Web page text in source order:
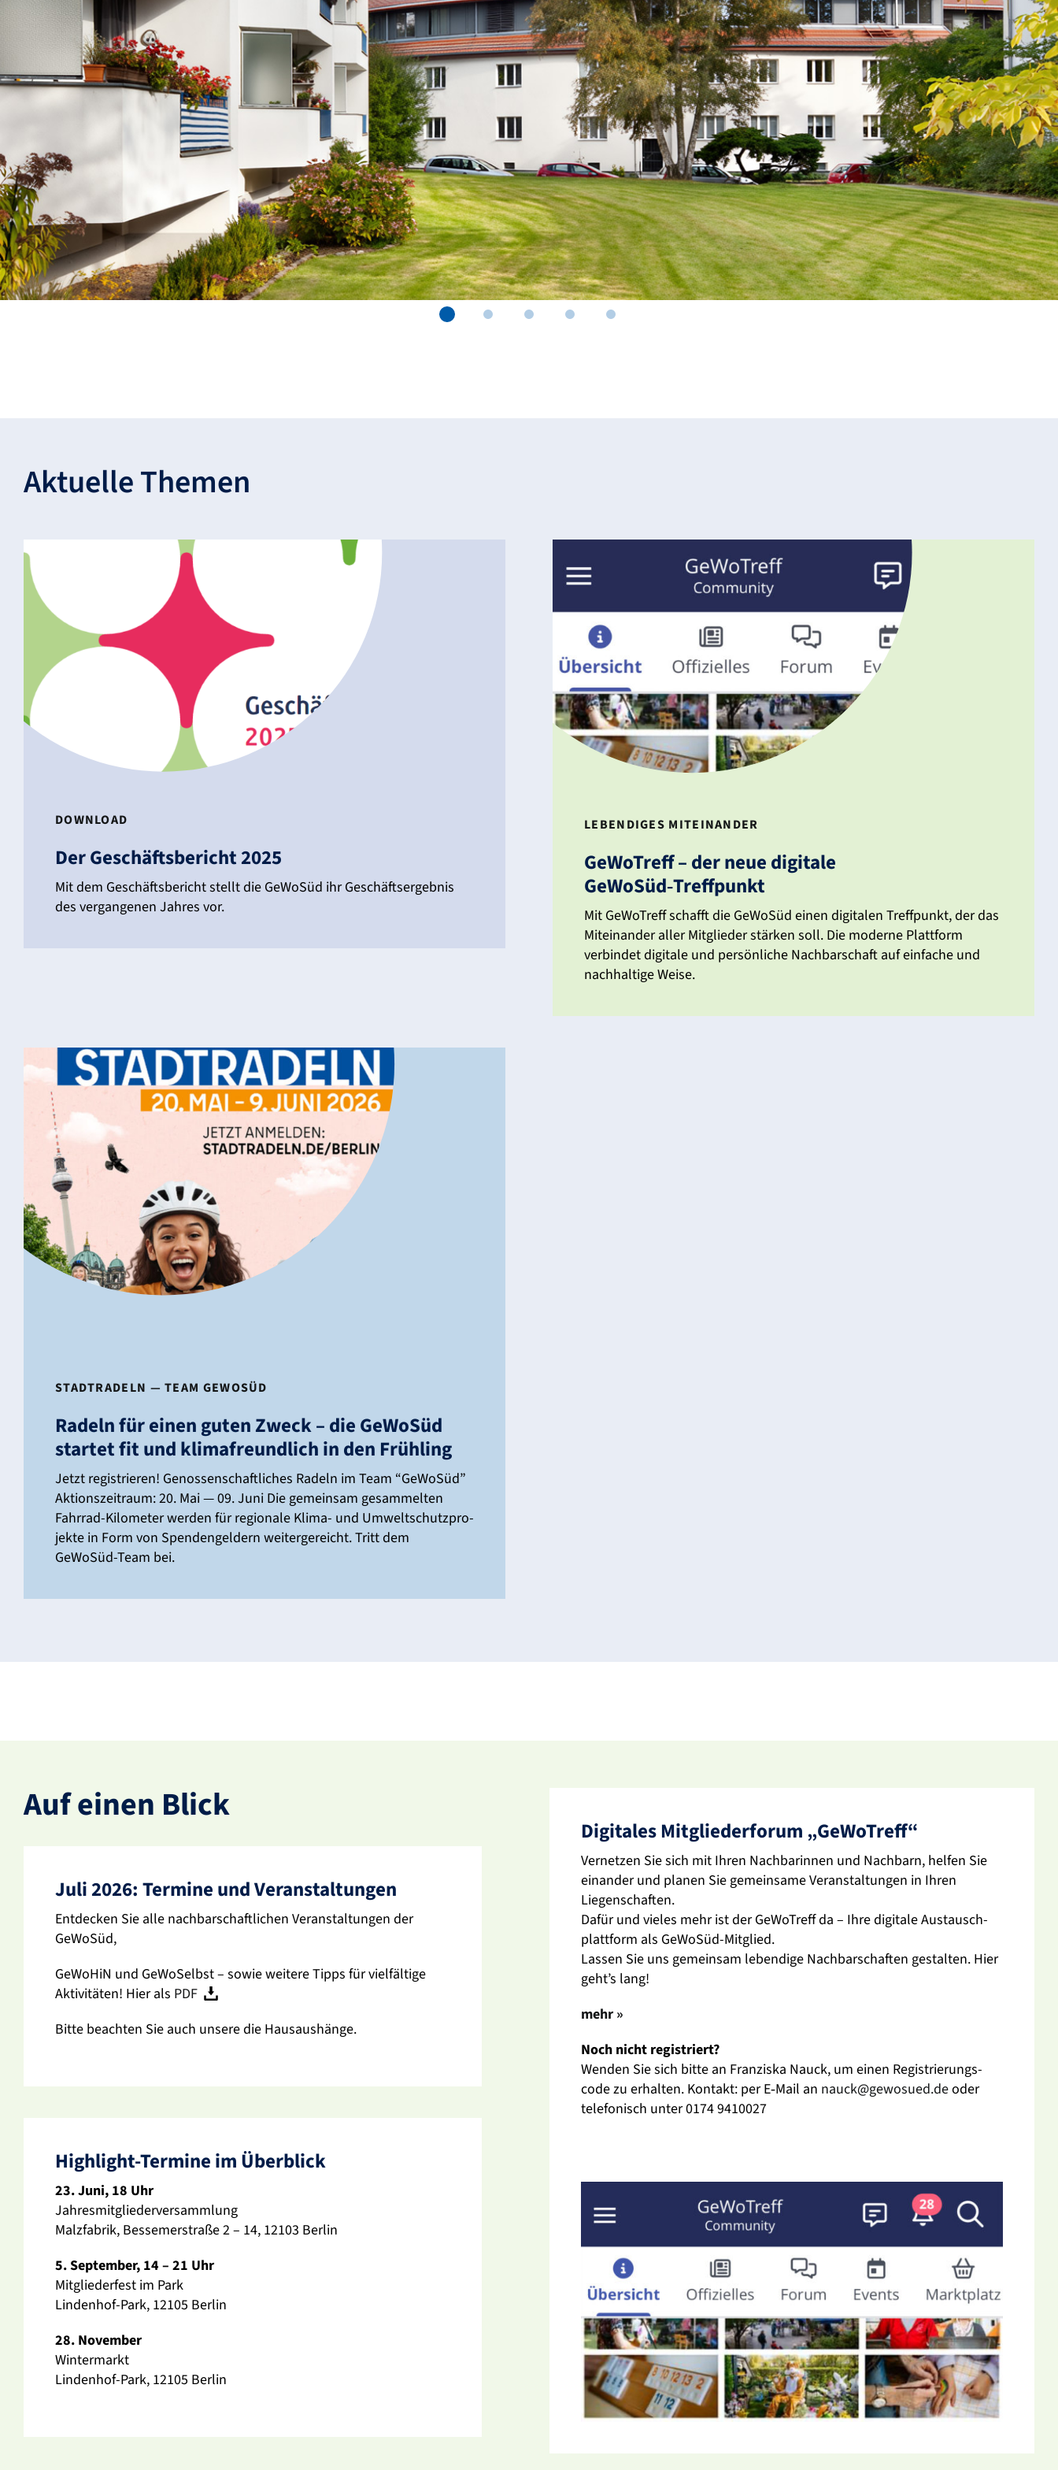
Aktu­elle Themen
DOWN­LOAD
Der Geschäfts­be­richt 2025
Mit dem Geschäfts­be­richt stellt die GeWoSüd ihr Geschäfts­er­gebnis
des vergan­genen Jahres vor.
LEBEN­DIGES MITEIN­ANDER
GeWo­Treff – der neue digi­tale
GeWoSüd‑Treffpunkt
Mit GeWo­Treff schafft die GeWoSüd einen digi­talen Treff­punkt, der das
Mitein­ander aller Mitglieder stärken soll. Die moderne Platt­form
verbindet digi­tale und persön­liche Nach­bar­schaft auf einfache und
nach­hal­tige Weise.
STADT­RA­DELN — TEAM GEWOSÜD
Radeln für einen guten Zweck – die GeWoSüd
startet fit und klima­freund­lich in den Früh­ling
Jetzt regis­trieren! Genos­sen­schaft­li­ches Radeln im Team “GeWoSüd”
Akti­ons­zeit­raum: 20. Mai — 09. Juni Die gemeinsam gesam­melten
Fahrrad-Kilo­­­meter werden für regio­nale Klima- und Umwelt­schutz­pro­
jekte in Form von Spen­den­gel­dern weiter­ge­reicht. Tritt dem
GeWoSüd-Team bei.
Auf einen Blick
Juli 2026: Termine und Veran­stal­tungen
Entde­cken Sie alle nach­bar­schaft­li­chen Veran­stal­tungen der
GeWoSüd,
GeWoHiN und GeWo­Selbst – sowie weitere Tipps für viel­fäl­tige
Akti­vi­täten! Hier als PDF
Bitte beachten Sie auch unsere die Haus­aus­hänge.
High­light-Termine im Über­blick
23. Juni, 18 Uhr
Jahres­mit­glie­der­ver­samm­lung
Malz­fa­brik, Besse­mer­straße 2 – 14, 12103 Berlin
5. September, 14 – 21 Uhr
Mitglie­der­fest im Park
Lindenhof-Park, 12105 Berlin
28. November
Winter­markt
Lindenhof-Park, 12105 Berlin
Digi­tales Mitglie­der­forum „GeWo­Treff“
Vernetzen Sie sich mit Ihren Nach­ba­rinnen und Nach­barn, helfen Sie
einander und planen Sie gemein­same Veran­stal­tungen in Ihren
Liegen­schaften.
Dafür und vieles mehr ist der GeWo­Treff da – Ihre digi­tale Austausch­
platt­form als GeWoSüd-Mitglied.
Lassen Sie uns gemeinsam leben­dige Nach­bar­schaften gestalten. Hier
geht’s lang!
mehr »
Noch nicht regis­triert?
Wenden Sie sich bitte an Fran­ziska Nauck, um einen Regis­trie­rungs­
code zu erhalten. Kontakt: per E‑Mail an nauck@gewosued.deoder
tele­fo­nisch unter 0174 9410027